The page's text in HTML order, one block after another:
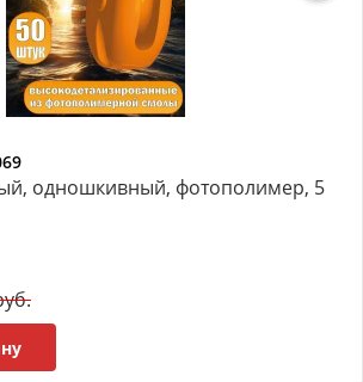
одношкивный, фотополимер, 5